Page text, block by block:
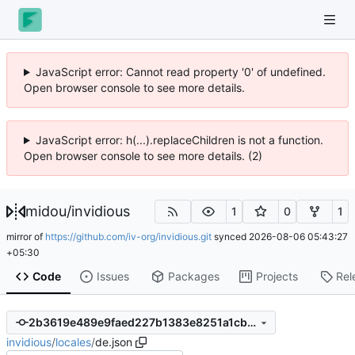
JavaScript error: Cannot read property '0' of undefined.
Open browser console to see more details.
JavaScript error: h(...).replaceChildren is not a function.
Open browser console to see more details. (2)
midou/invidious 1 0 1
mirror of https://github.com/iv-org/invidious.git synced 2026-08-06 05:43:27
+05:30
Code Issues Packages Projects
2b3619e489e9faed227b1383e8251a1cb532a5ca
invidious/locales/de.json